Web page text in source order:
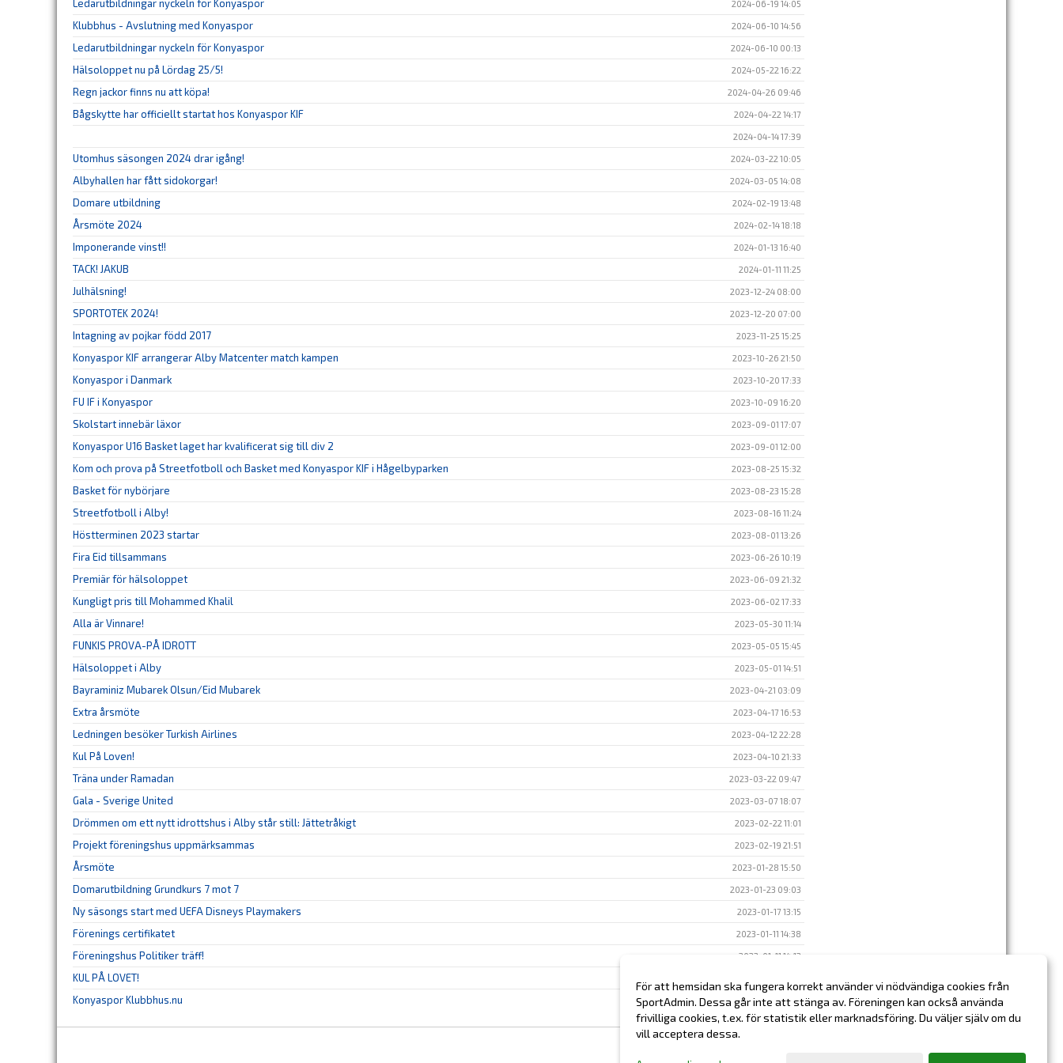
Ledarutbildningar nyckeln för Konyaspor 2024-06-19 14:05
Klubbhus - Avslutning med Konyaspor 2024-06-10 14:56
Ledarutbildningar nyckeln för Konyaspor 2024-06-10 00:13
Hälsoloppet nu på Lördag 25/5! 2024-05-22 16:22
Regn jackor finns nu att köpa! 2024-04-26 09:46
Bågskytte har officiellt startat hos Konyaspor KIF 2024-04-22 14:17
2024-04-14 17:39
Utomhus säsongen 2024 drar igång! 2024-03-22 10:05
Albyhallen har fått sidokorgar! 2024-03-05 14:08
Domare utbildning 2024-02-19 13:48
Årsmöte 2024 2024-02-14 18:18
Imponerande vinst!! 2024-01-13 16:40
TACK! JAKUB 2024-01-11 11:25
Julhälsning! 2023-12-24 08:00
SPORTOTEK 2024! 2023-12-20 07:00
Intagning av pojkar född 2017 2023-11-25 15:25
Konyaspor KIF arrangerar Alby Matcenter match kampen 2023-10-26 21:50
Konyaspor i Danmark 2023-10-20 17:33
FU IF i Konyaspor 2023-10-09 16:20
Skolstart innebär läxor 2023-09-01 17:07
Konyaspor U16 Basket laget har kvalificerat sig till div 2 2023-09-01 12:00
Kom och prova på Streetfotboll och Basket med Konyaspor KIF i Hågelbyparken 2023-08-25 15:32
Basket för nybörjare 2023-08-23 15:28
Streetfotboll i Alby! 2023-08-16 11:24
Höstterminen 2023 startar 2023-08-01 13:26
Fira Eid tillsammans 2023-06-26 10:19
Premiär för hälsoloppet 2023-06-09 21:32
Kungligt pris till Mohammed Khalil 2023-06-02 17:33
Alla är Vinnare! 2023-05-30 11:14
FUNKIS PROVA-PÅ IDROTT 2023-05-05 15:45
Hälsoloppet i Alby 2023-05-01 14:51
Bayraminiz Mubarek Olsun/Eid Mubarek 2023-04-21 03:09
Extra årsmöte 2023-04-17 16:53
Ledningen besöker Turkish Airlines 2023-04-12 22:28
Kul På Loven! 2023-04-10 21:33
Träna under Ramadan 2023-03-22 09:47
Gala - Sverige United 2023-03-07 18:07
Drömmen om ett nytt idrottshus i Alby står still: Jättetråkigt 2023-02-22 11:01
Projekt föreningshus uppmärksammas 2023-02-19 21:51
Årsmöte 2023-01-28 15:50
Domarutbildning Grundkurs 7 mot 7 2023-01-23 09:03
Ny säsongs start med UEFA Disneys Playmakers 2023-01-17 13:15
Förenings certifikatet 2023-01-11 14:38
Föreningshus Politiker träff! 2023-01-11 14:12
KUL PÅ LOVET!
Konyaspor Klubbhus.nu 2022-12-20 17:00
För att hemsidan ska fungera korrekt använder vi nödvändiga cookies från
SportAdmin. Dessa går inte att stänga av. Föreningen kan också använda
frivilliga cookies, t.ex. för statistik eller marknadsföring. Du väljer själv om du
vill acceptera dessa.